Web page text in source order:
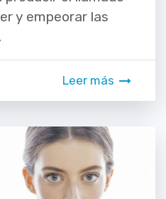
y empeorar las
Leer más